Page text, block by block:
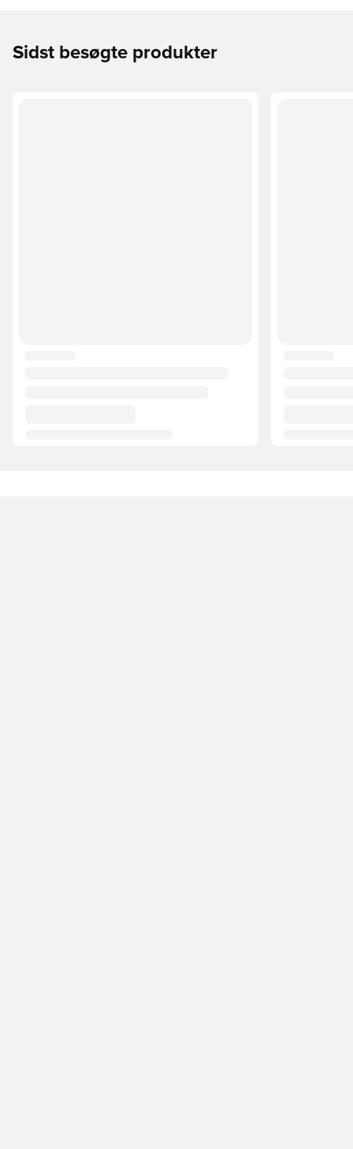
Sidst besøgte produkter